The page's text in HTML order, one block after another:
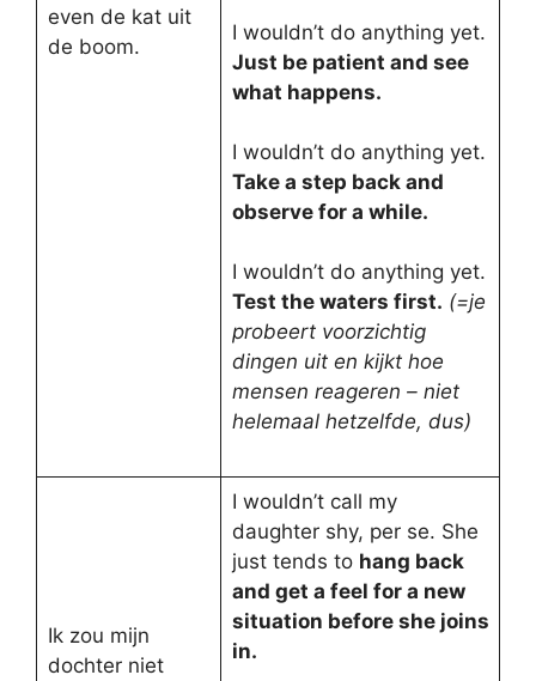
even de kat uit
de boom.
I wouldn’t do anything yet.
Just be patient and see
what happens.
I wouldn’t do anything yet.
Take a step back and
observe for a while.
I wouldn’t do anything yet.
Test the waters first. (=je
probeert voorzichtig
dingen uit en kijkt hoe
mensen reageren – niet
helemaal hetzelfde, dus)
Ik zou mijn
dochter niet
I wouldn’t call my
daughter shy, per se. She
just tends to hang back
and get a feel for a new
situation before she joins
in.